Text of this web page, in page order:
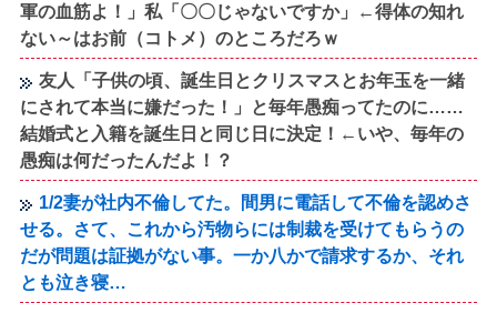
軍の血筋よ！」私「〇〇じゃないですか」←得体の知れ
ない～はお前（コトメ）のところだろｗ
友人「子供の頃、誕生日とクリスマスとお年玉を一緒
にされて本当に嫌だった！」と毎年愚痴ってたのに……
結婚式と入籍を誕生日と同じ日に決定！←いや、毎年の
愚痴は何だったんだよ！？
1/2妻が社内不倫してた。間男に電話して不倫を認めさ
せる。さて、これから汚物らには制裁を受けてもらうの
だが問題は証拠がない事。一か八かで請求するか、それ
とも泣き寝…